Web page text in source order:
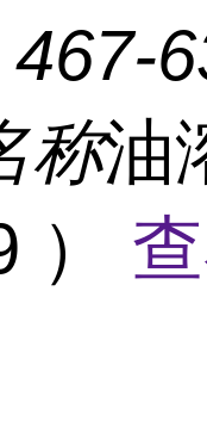
467-
称油
）